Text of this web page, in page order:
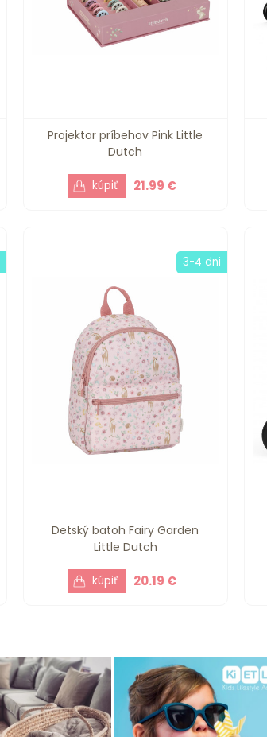
Projektor príbehov Pink Little
Dutch
21.99 €
Detský batoh Fairy Garden
Little Dutch
20.19 €
3-4 dni